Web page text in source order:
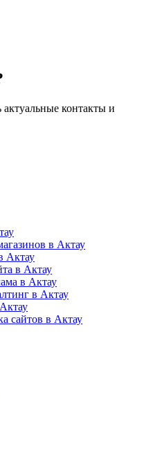
контакты и
в Актау
Актау
в Актау
в Актау
в Актау
сайтов в Актау